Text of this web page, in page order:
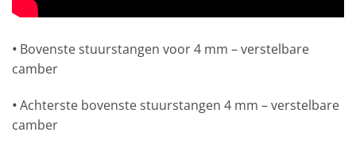
• Bovenste stuurstangen voor 4 mm – verstelbare
camber
•Achterste bovenste stuurstangen 4 mm – verstelbare
camber